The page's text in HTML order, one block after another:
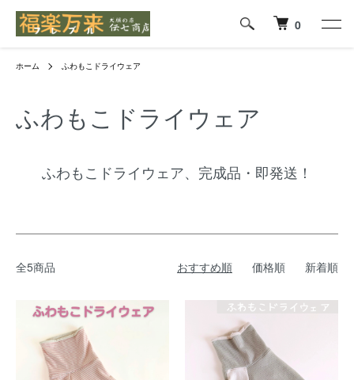
0
ホーム ふわもこドライウェア
ふわもこドライウェア
ふわもこドライウェア、完成品・即発送！
全5商品 おすすめ順 価格順 新着順